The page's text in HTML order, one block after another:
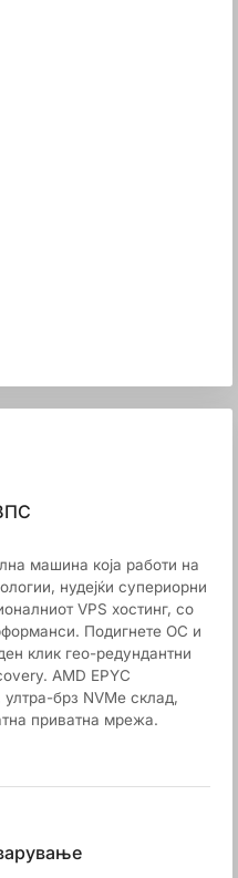
машина која работи на
нудејќи супериорни
VPS хостинг, со
Подигнете ОС и
клик гео-редундантни
AMD EPYC
брз NVMe склад,
приватна мрежа.